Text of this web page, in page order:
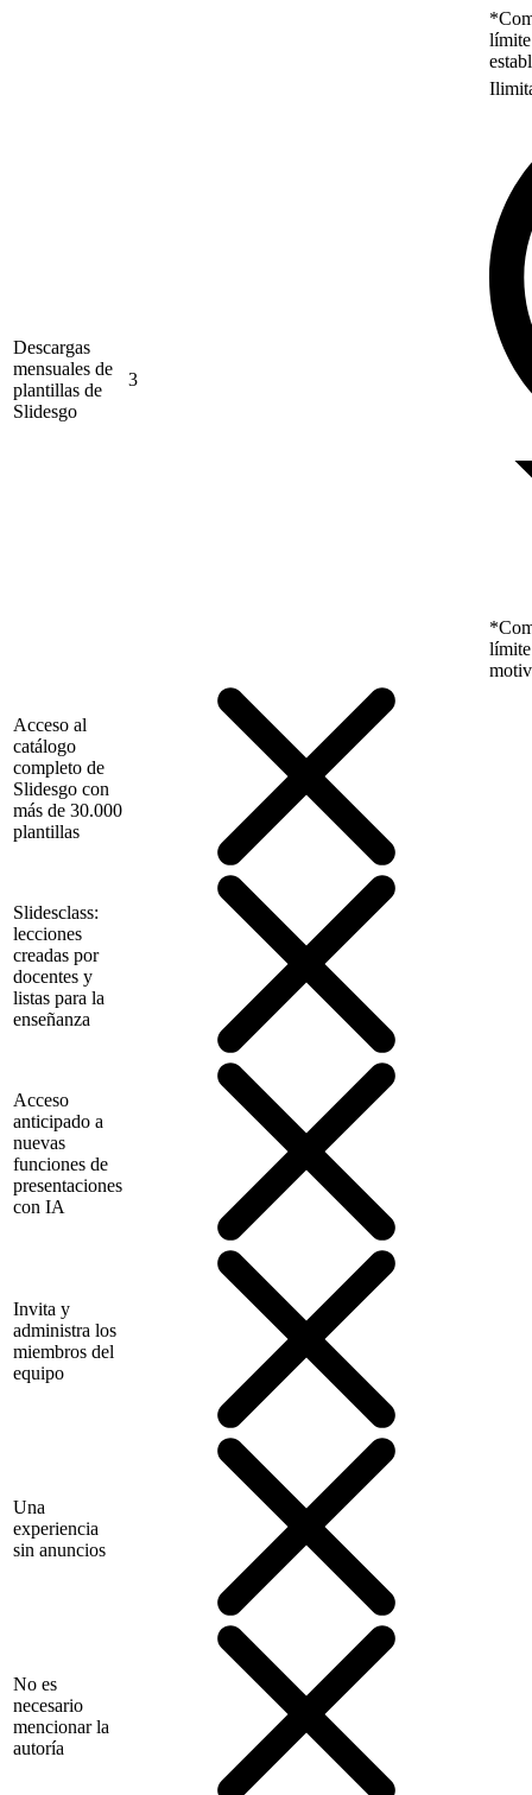
Descargas
mensuales de
plantillas de
Slidesgo
3
límite
Acceso al
catálogo
completo de
Slidesgo con
más de 30.000
plantillas
Slidesclass:
lecciones
creadas por
docentes y
listas para la
enseñanza
Acceso
anticipado a
nuevas
funciones de
presentaciones
con IA
Invita y
administra los
miembros del
equipo
Una
experiencia
sin anuncios
No es
necesario
mencionar la
autoría